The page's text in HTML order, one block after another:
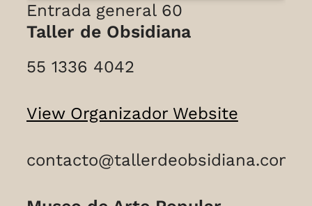
Entrada general 60
Taller de Obsidiana
55 1336 4042
View Organizador Website
contacto@tallerdeobsidiana.com